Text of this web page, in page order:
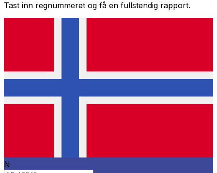
Tast inn regnummeret og få en fullstendig rapport.
N